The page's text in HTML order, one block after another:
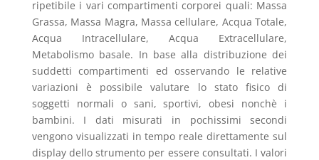
ripetibile i vari compartimenti corporei quali: Massa
Grassa, Massa Magra, Massa cellulare, Acqua Totale,
Acqua Intracellulare, Acqua Extracellulare,
Metabolismo basale. In base alla distribuzione dei
suddetti compartimenti ed osservando le relative
variazioni è possibile valutare lo stato fisico di
soggetti normali o sani, sportivi, obesi nonchè i
bambini. I dati misurati in pochissimi secondi
vengono visualizzati in tempo reale direttamente sul
display dello strumento per essere consultati. I valori